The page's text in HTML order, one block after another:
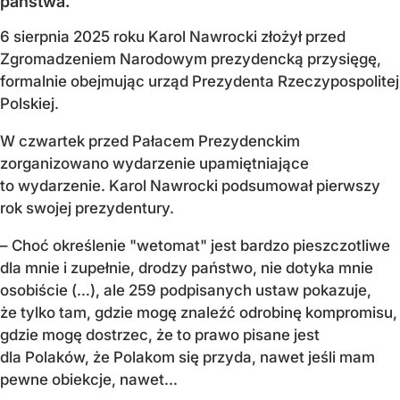
6 sierpnia 2025 roku Karol Nawrocki złożył przed
Zgromadzeniem Narodowym prezydencką przysięgę,
formalnie obejmując urząd Prezydenta Rzeczypospolitej
Polskiej.
W czwartek przed Pałacem Prezydenckim
zorganizowano wydarzenie upamiętniające
to wydarzenie. Karol Nawrocki podsumował pierwszy
rok swojej prezydentury.
– Choć określenie "wetomat" jest bardzo pieszczotliwe
dla mnie i zupełnie, drodzy państwo, nie dotyka mnie
osobiście (…), ale 259 podpisanych ustaw pokazuje,
że tylko tam, gdzie mogę znaleźć odrobinę kompromisu,
gdzie mogę dostrzec, że to prawo pisane jest
dla Polaków, że Polakom się przyda, nawet jeśli mam
pewne obiekcje, nawet...